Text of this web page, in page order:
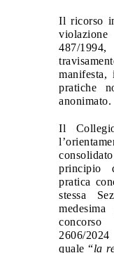
Il ricorso
487/
pratiche
anonimato.
Il
principio
pratica
stessa
2606/
quale “la